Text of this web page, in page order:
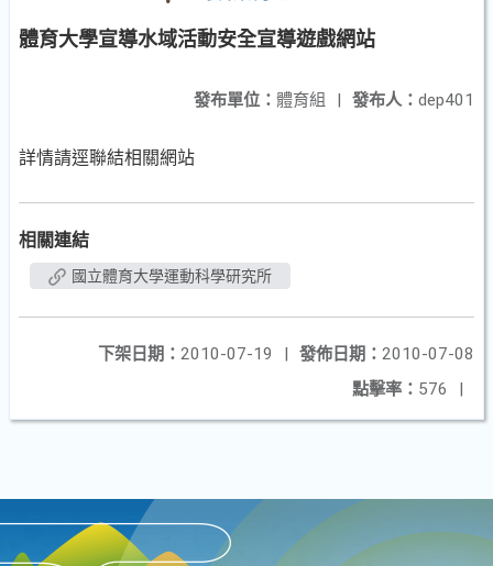
體育大學宣導水域活動安全宣導遊戲網站
發布人： dep401
發布單位： 體育組 |
詳情請逕聯結相關網站
相關連結
國立體育大學運動科學研究所
發佈日期： 2010-07-08
下架日期： 2010-07-19
|
點擊率： 576 |